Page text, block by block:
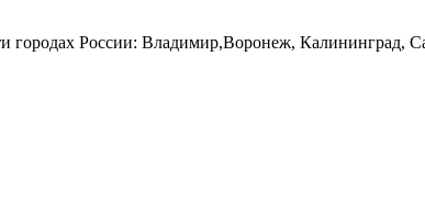
городах России: Владимир,Воронеж, Калининград,